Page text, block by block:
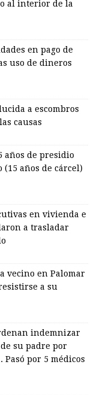
al interior de la
en pago de
uso de dineros
a escombros
causas
años de presidio
años de cárcel)
en vivienda e
a trasladar
vecino en Palomar
a su
indemnizar
su padre por
por 5 médicos